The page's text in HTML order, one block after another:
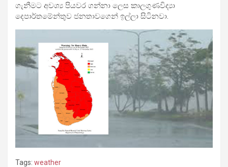
ගැනීමට අවශ්‍ය පියවර ගන්නා ලෙස කාලගුණවිද්‍යා
දෙපාර්තමේන්තුව ජනතාවගෙන් ඉල්ලා සිටිනවා.
Tags: weather